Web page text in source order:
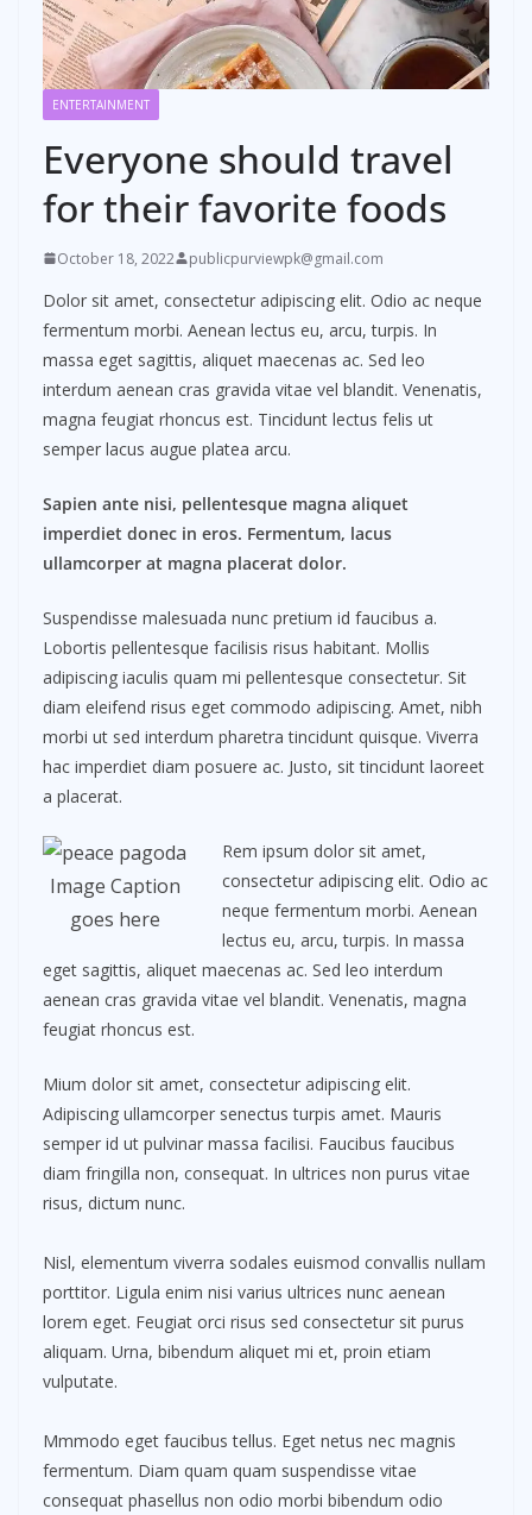
ENTERTAINMENT
Everyone should travel
for their favorite foods
October 18, 2022 publicpurviewpk@gmail.com
Dolor sit amet, consectetur adipiscing elit. Odio ac neque
fermentum morbi. Aenean lectus eu, arcu, turpis. In
massa eget sagittis, aliquet maecenas ac. Sed leo
interdum aenean cras gravida vitae vel blandit. Venenatis,
magna feugiat rhoncus est. Tincidunt lectus felis ut
semper lacus augue platea arcu.
Sapien ante nisi, pellentesque magna aliquet
imperdiet donec in eros. Fermentum, lacus
ullamcorper at magna placerat dolor.
Suspendisse malesuada nunc pretium id faucibus a.
Lobortis pellentesque facilisis risus habitant. Mollis
adipiscing iaculis quam mi pellentesque consectetur. Sit
diam eleifend risus eget commodo adipiscing. Amet, nibh
morbi ut sed interdum pharetra tincidunt quisque. Viverra
hac imperdiet diam posuere ac. Justo, sit tincidunt laoreet
a placerat.
Image Caption
goes here
Rem ipsum dolor sit amet,
consectetur adipiscing elit. Odio ac
neque fermentum morbi. Aenean
lectus eu, arcu, turpis. In massa
eget sagittis, aliquet maecenas ac. Sed leo interdum
aenean cras gravida vitae vel blandit. Venenatis, magna
feugiat rhoncus est.
Mium dolor sit amet, consectetur adipiscing elit.
Adipiscing ullamcorper senectus turpis amet. Mauris
semper id ut pulvinar massa facilisi. Faucibus faucibus
diam fringilla non, consequat. In ultrices non purus vitae
risus, dictum nunc.
Nisl, elementum viverra sodales euismod convallis nullam
porttitor. Ligula enim nisi varius ultrices nunc aenean
lorem eget. Feugiat orci risus sed consectetur sit purus
aliquam. Urna, bibendum aliquet mi et, proin etiam
vulputate.
Mmmodo eget faucibus tellus. Eget netus nec magnis
fermentum. Diam quam quam suspendisse vitae
consequat phasellus non odio morbi bibendum odio